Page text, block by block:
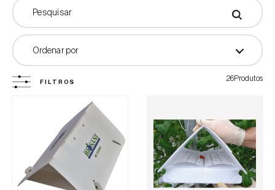
Biofertilizantes
Diversos
Produtos com Rótulo Biosani
FILTROS
Ordenar por
26Produtos